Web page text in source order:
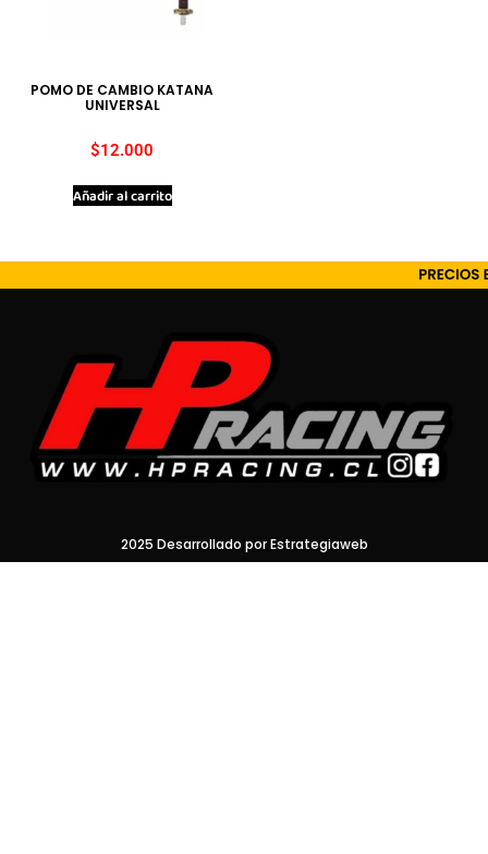
POMO DE CAMBIO KATANA
UNIVERSAL
$12.000
Añadir al carrito
2025 Desarrollado por Estrategiaweb